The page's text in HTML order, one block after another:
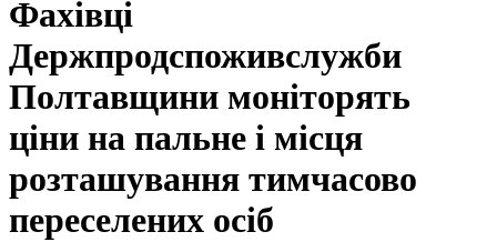
Фахівці
Держпродспоживслужби
Полтавщини моніторять
ціни на пальне і місця
розташування тимчасово
переселених осіб